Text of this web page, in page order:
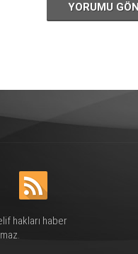
YORUMU
hakları haber